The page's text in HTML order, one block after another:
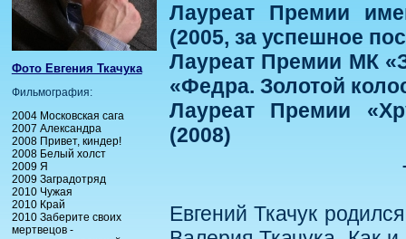
Фото Евгения Ткачука
Фильмография:
2004 Московская сага
2007 Александра
2008 Привет, киндер!
2008 Белый холст
2009 Я
2009 Заградотряд
2010 Чужая
2010 Край
2010 Заберите своих
мертвецов -
Лауреат Премии
(2005, за успешное
Лауреат Премии МК
«Федра. Золотой
Лауреат Премии
(2008)
Евгений Ткачук